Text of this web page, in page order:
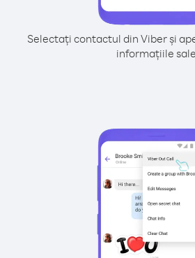
Selectați contactul din Viber și
informațiile sale